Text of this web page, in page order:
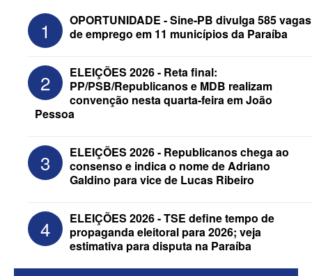
ELEIÇÕES 2026 - Senado: Novo
anuncia Zé Carneiro e Pastor Jader
Medeiros na suplência de Major Fábio
1
OPORTUNIDADE - Sine-PB divulga 585 vagas
de emprego em 11 municípios da Paraíba
2
ELEIÇÕES 2026 - Reta final:
PP/PSB/Republicanos e MDB realizam
convenção nesta quarta-feira em João
Pessoa
3
ELEIÇÕES 2026 - Republicanos chega ao
consenso e indica o nome de Adriano
Galdino para vice de Lucas Ribeiro
4
ELEIÇÕES 2026 - TSE define tempo de
propaganda eleitoral para 2026; veja
estimativa para disputa na Paraíba